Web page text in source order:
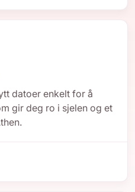
datoer enkelt for å
gir deg ro i sjelen og et